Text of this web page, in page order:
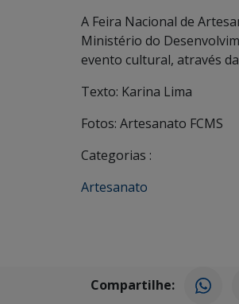
A Feira Nacional de
Ministério do
evento cultural, através
Texto: Karina Lima
Fotos: Artesanato FCMS
Categorias :
Artesanato
Compartilhe: